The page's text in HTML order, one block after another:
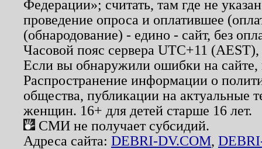
Федерации»; считать, там где не
проведение опроса и оплатившее
(обнародование) - едино - сайт, без
Часовой пояс сервера UTC+11
Если вы обнаружили ошибки на
Распространение информации о
общества, публикации на актуальные
женщин. 16+ для детей старше 16 лет.
СМИ не получает субсидий.
Адреса сайта: DEBRI-DV.COM,